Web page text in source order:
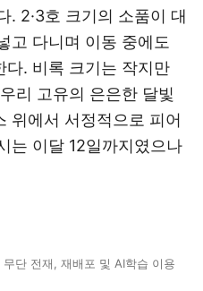
. 2·3호 크기의 소품이 대
고 다니며 이동 중에도
다. 비록 크기는 작지만
리 고유의 은은한 달빛
위에서 서정적으로 피어
는 이달 12일까지였으나
단 전재, 재배포 및 AI학습 이용